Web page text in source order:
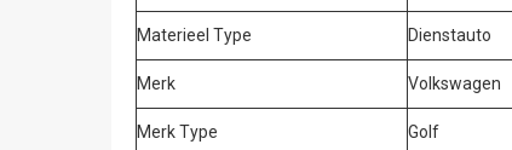
Materieel Type Dienstauto
Merk Volkswagen
Merk Type Golf